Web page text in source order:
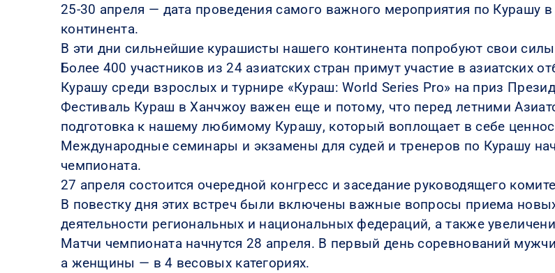
25-30 апреля — дата проведения самого важного мероприятия по Курашу
континента.
В эти дни сильнейшие курашисты нашего континента попробуют свои
Более 400 участников из 24 азиатских стран примут участие в азиатских
Курашу среди взрослых и турнире «Кураш: World Series Pro» на приз
Фестиваль Кураш в Ханчжоу важен еще и потому, что перед летними
подготовка к нашему любимому Курашу, который воплощает в себе
Международные семинары и экзамены для судей и тренеров по Курашу
чемпионата.
27 апреля состоится очередной конгресс и заседание руководящего
В повестку дня этих встреч были включены важные вопросы приема
деятельности региональных и национальных федераций, а также
Матчи чемпионата начнутся 28 апреля. В первый день соревнований
а женщины — в 4 весовых категориях.